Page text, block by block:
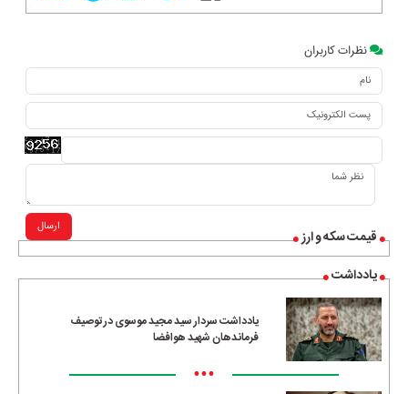
قیمت سکه و ارز
یادداشت
یادداشت سردار سید مجید موسوی در توصیف
فرماندهان شهید هوافضا
•••
نظرات کاربران
ارسال